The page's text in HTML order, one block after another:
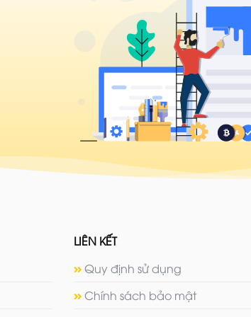
LIÊN KẾT
Quy định sử dụng
Chính sách bảo mật